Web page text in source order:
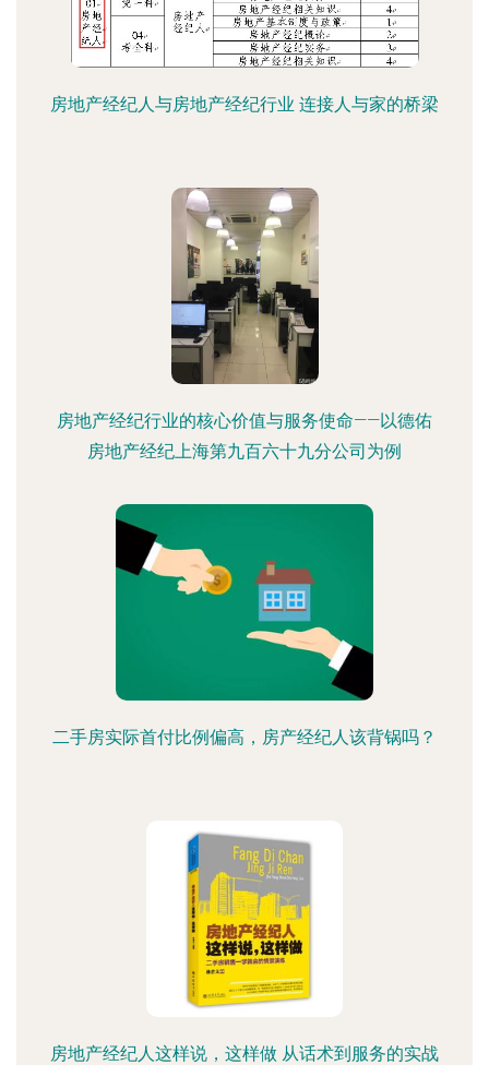
房地产经纪人与房地产经纪行业 连接人与家的桥梁
房地产经纪行业的核心价值与服务使命——以德佑
房地产经纪上海第九百六十九分公司为例
二手房实际首付比例偏高，房产经纪人该背锅吗？
房地产经纪人这样说，这样做 从话术到服务的实战